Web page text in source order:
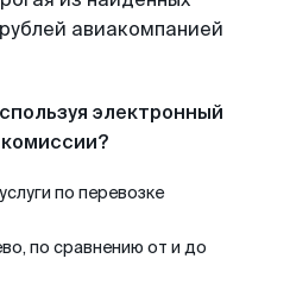
авиакомпанией
электронный
по перевозке
по сравнению от и до